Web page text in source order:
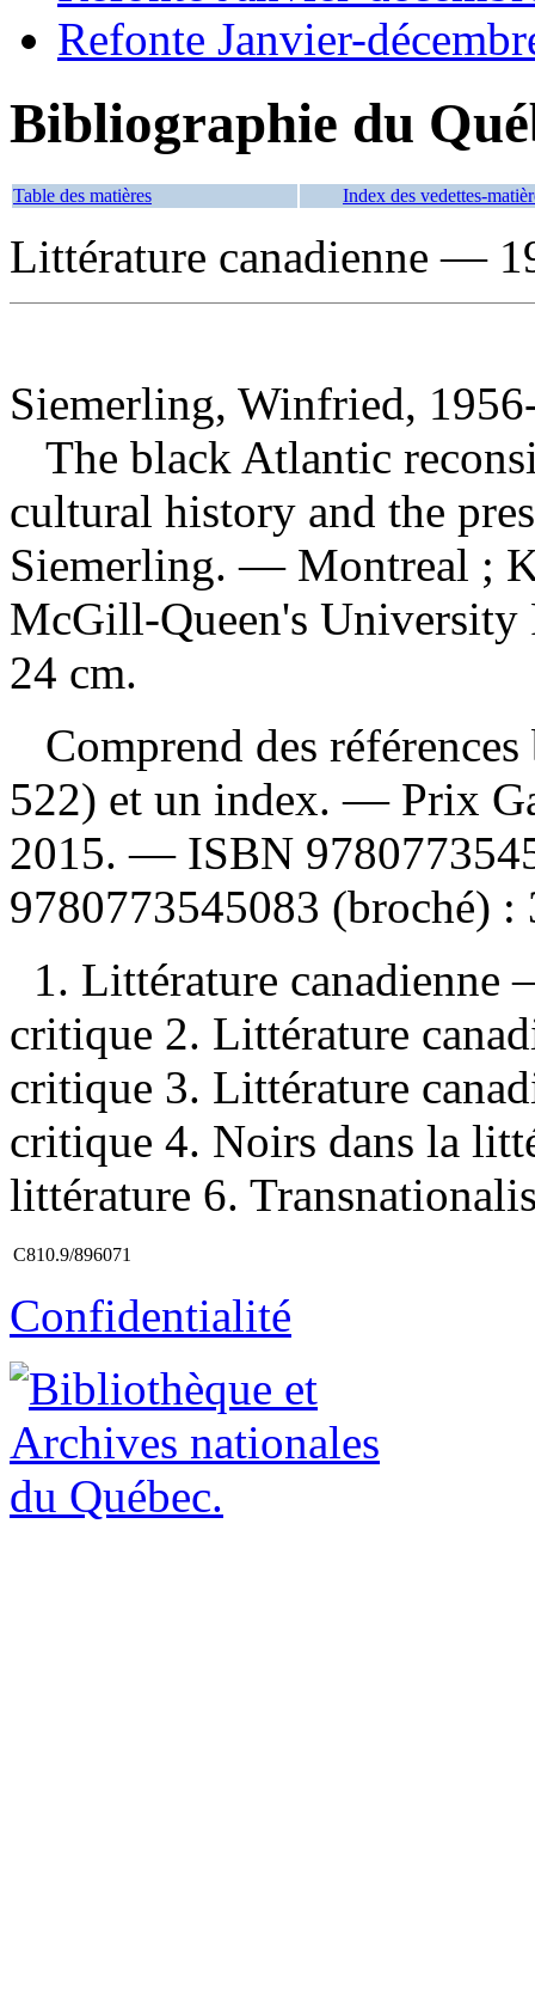
Refonte Janvier-
Bibliographie du
Table des matières Index des vedettes-
Littérature canadienne —
Siemerling, Winfried,
The black Atlantic
cultural history and the
Siemerling. — Montreal ;
McGill-Queen's
24 cm.
Comprend des
522) et un index. — Prix
2015. — ISBN
9780773545083 (broché) :
1. Littérature
critique 2. Littérature
critique 3. Littérature
critique 4. Noirs dans la
littérature 6.
C810.9/896071
Confidentialité